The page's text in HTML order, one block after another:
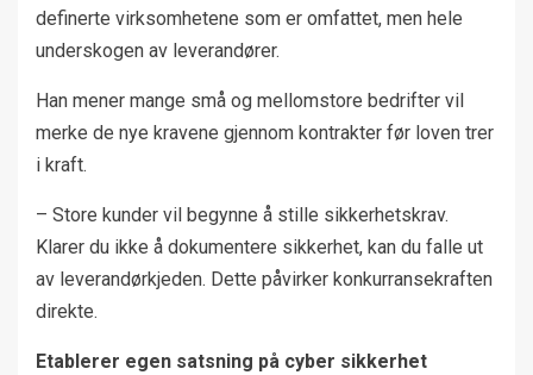
definerte virksomhetene som er omfattet, men hele
underskogen av leverandører.
Han mener mange små og mellomstore bedrifter vil
merke de nye kravene gjennom kontrakter før loven trer
i kraft.
– Store kunder vil begynne å stille sikkerhetskrav.
Klarer du ikke å dokumentere sikkerhet, kan du falle ut
av leverandørkjeden. Dette påvirker konkurransekraften
direkte.
Etablerer egen satsning på cyber sikkerhet